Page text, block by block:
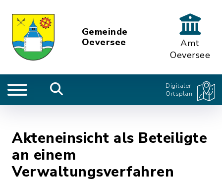
Gemeinde
Oeversee
Amt
Oeversee
Digitaler
Ortsplan
Akteneinsicht als Beteiligte
an einem
Verwaltungsverfahren